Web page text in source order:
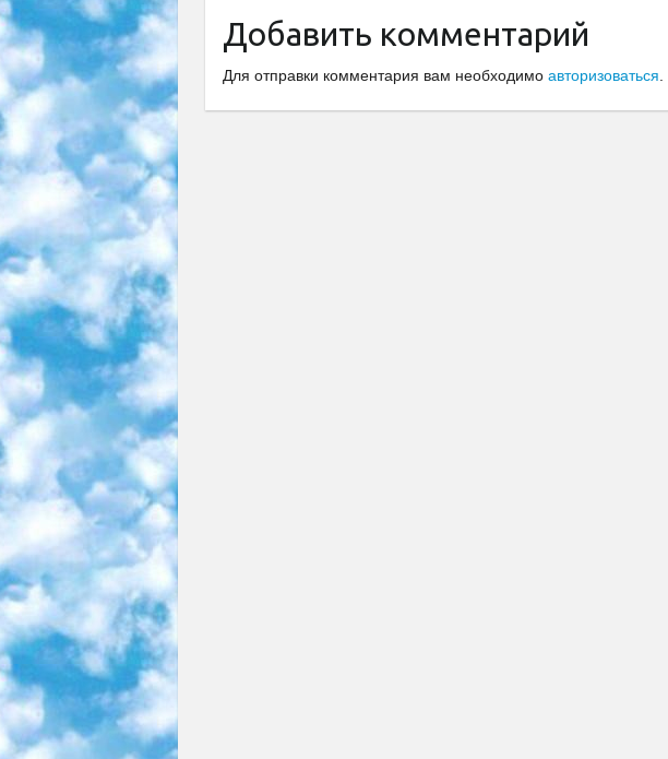
Добавить комментарий
Для отправки комментария вам необходимоавторизоваться